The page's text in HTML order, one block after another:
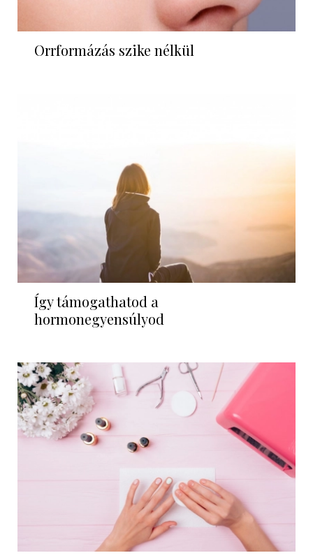
Orrformázás szike nélkül
Így támogathatod a
hormonegyensúlyod